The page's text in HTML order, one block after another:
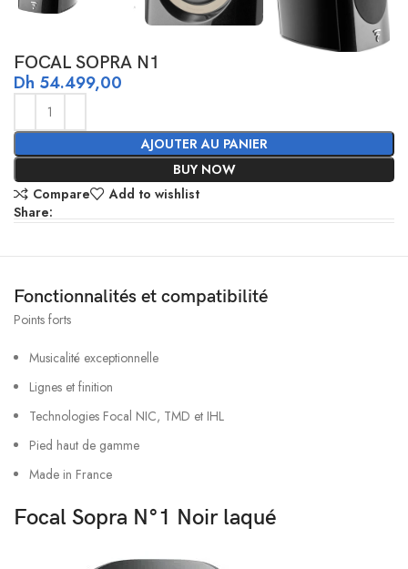
FOCAL SOPRA N1
Dh 54.499,00
AJOUTER AU PANIER
BUY NOW
Compare
Add to wishlist
Share:
Fonctionnalités et compatibilité
Points forts
Musicalité exceptionnelle
Lignes et finition
Technologies Focal NIC, TMD et IHL
Pied haut de gamme
Made in France
Focal Sopra N°1 Noir laqué